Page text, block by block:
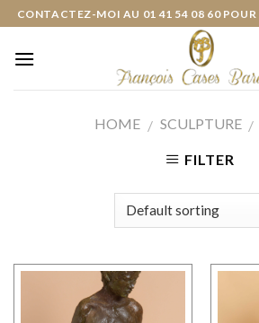
Skip
content
CONTACTEZ-MOI AU 01 41 54 08 60
HOME / SCULPTURE /
FILTER